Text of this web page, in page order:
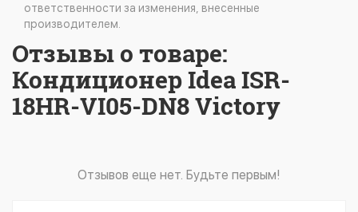
ответственности за изменения, внесенные
производителем.
Отзывы о товаре:
Кондиционер Idea ISR-
18HR-VI05-DN8 Victory
Отзывов еще нет. Будьте первым!